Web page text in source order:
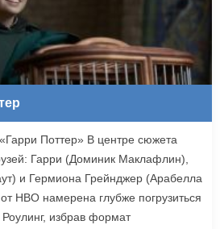
Поттер» В центре сюжета
Гарри (Доминик Маклафлин),
и Гермиона Грейнджер (Арабелла
HBO намерена глубже погрузиться
избрав формат